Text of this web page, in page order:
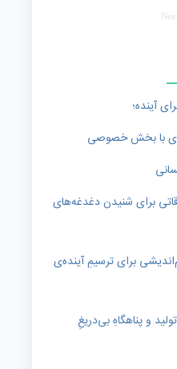
آینده؛
با بخش خصوصی
برای شنیدن دغدغه‌های
برای ترسیمِ آینده‌ی
و پناهگاهِ بی‌دریغِ